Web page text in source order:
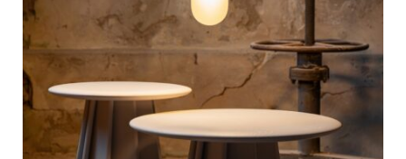
Award
2025